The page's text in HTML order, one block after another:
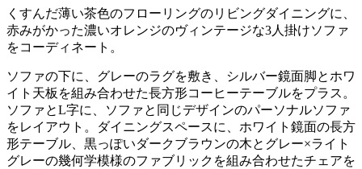
くすんだ薄い茶色のフローリングのリビングダイニングに、
赤みがかった濃いオレンジのヴィンテージな3人掛けソファ
をコーディネート。
ソファの下に、グレーのラグを敷き、シルバー鏡面脚とホワ
イト天板を組み合わせた長方形コーヒーテーブルをプラス。
ソファとL字に、ソファと同じデザインのパーソナルソファ
をレイアウト。ダイニングスペースに、ホワイト鏡面の長方
形テーブル、黒っぽいダークブラウンの木とグレー×ライト
グレーの幾何学模様のファブリックを組み合わせたチェアを